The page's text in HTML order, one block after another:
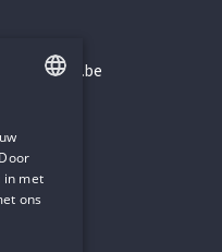
DUTCH
in met
ons